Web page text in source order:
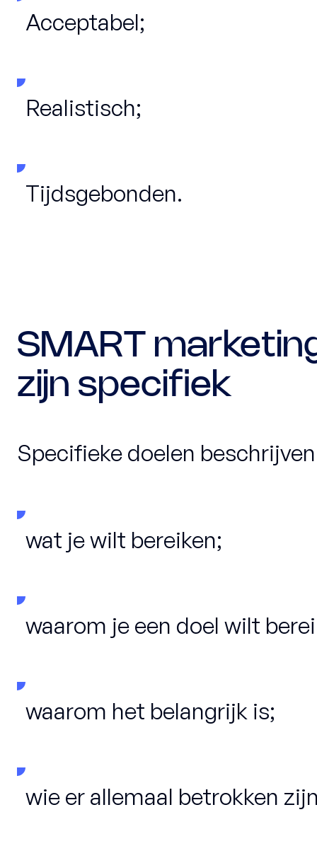
Acceptabel;
Realistisch;
Tijdsgebonden.
SMART
zijn specifiek
Specifieke doelen
wat je wilt bereiken;
waarom je een doel wilt
waarom het belangrijk is;
wie er allemaal betrokken